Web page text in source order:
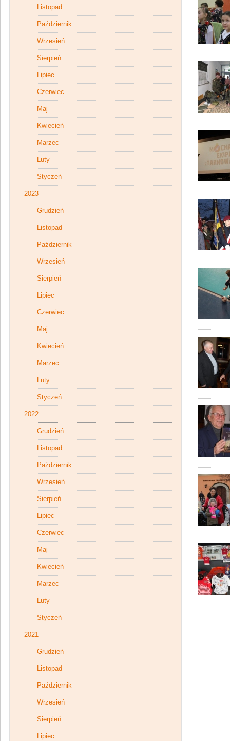
Listopad
Październik
Wrzesień
Sierpień
Lipiec
Czerwiec
Maj
Kwiecień
Marzec
Luty
Styczeń
2023
Grudzień
Listopad
Październik
Wrzesień
Sierpień
Lipiec
Czerwiec
Maj
Kwiecień
Marzec
Luty
Styczeń
2022
Grudzień
Listopad
Październik
Wrzesień
Sierpień
Lipiec
Czerwiec
Maj
Kwiecień
Marzec
Luty
Styczeń
2021
Grudzień
Listopad
Październik
Wrzesień
Sierpień
Lipiec